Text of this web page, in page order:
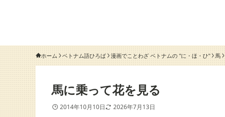
ホーム ベトナム語ひろば 漫画でことわざ ベトナムの "に・ほ・ひ" 馬
馬に乗って花を見る
2014年10月10日 2026年7月13日